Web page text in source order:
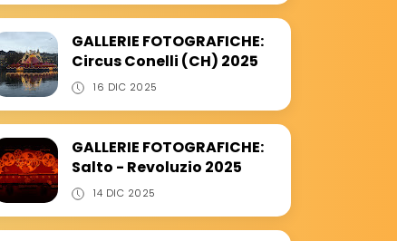
GALLERIE FOTOGRAFICHE:
Circus Conelli (CH) 2025
16 DIC 2025
GALLERIE FOTOGRAFICHE:
Salto - Revoluzio 2025
14 DIC 2025